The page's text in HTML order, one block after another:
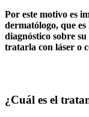
Por este motivo es
dermatólogo, que
diagnóstico sobre
tratarla con láser o
¿Cuál es el